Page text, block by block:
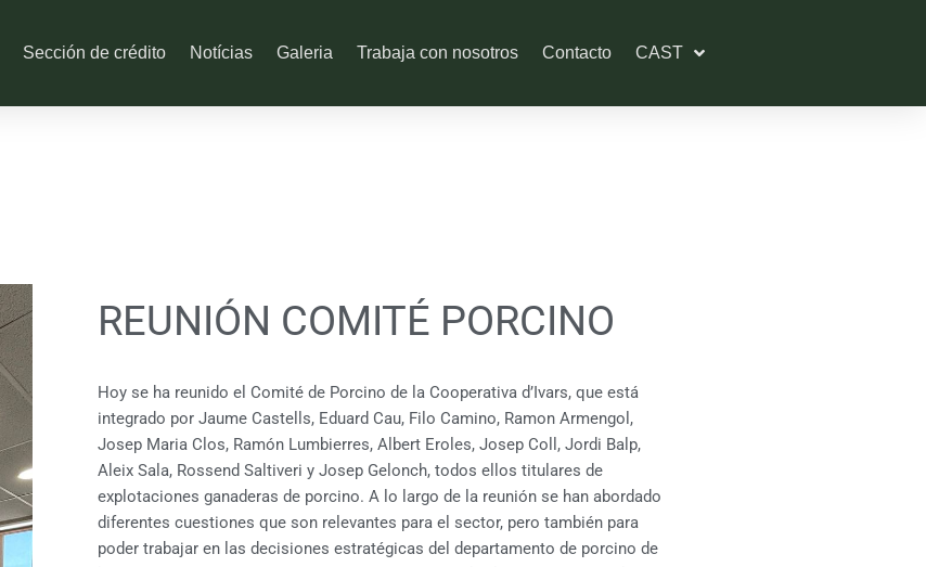
Sección de crédito Notícias Galeria Trabaja con nosotros Contacto CAST
REUNIÓN COMITÉ PORCINO
Hoy se ha reunido el Comité de Porcino de la Cooperativa d’Ivars, que está
integrado por Jaume Castells, Eduard Cau, Filo Camino, Ramon Armengol,
Josep Maria Clos, Ramón Lumbierres, Albert Eroles, Josep Coll, Jordi Balp,
Aleix Sala, Rossend Saltiveri y Josep Gelonch, todos ellos titulares de
explotaciones ganaderas de porcino. A lo largo de la reunión se han abordado
diferentes cuestiones que son relevantes para el sector, pero también para
poder trabajar en las decisiones estratégicas del departamento de porcino de